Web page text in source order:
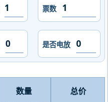
票数
是否电放
数量 总价